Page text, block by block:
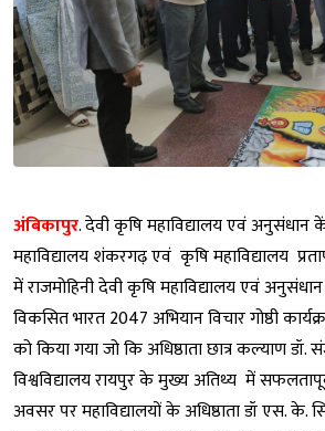
अंबिकापुर. देवी कृषि महाविद्यालय एवं अनुसंधान
महाविद्यालय शंकरगढ़ एवं कृषि महाविद्यालय
में राजमोहिनी देवी कृषि महाविद्यालय एवं
विकसित भारत 2047 अभियान विचार गोष्ठी
को किया गया जो कि अधिष्ठाता छात्र कल्याण डॉ.
विश्वविद्यालय रायपुर के मुख्य अतिथ्य में
अवसर पर महाविद्यालयों के अधिष्ठाता डॉ एस. के.